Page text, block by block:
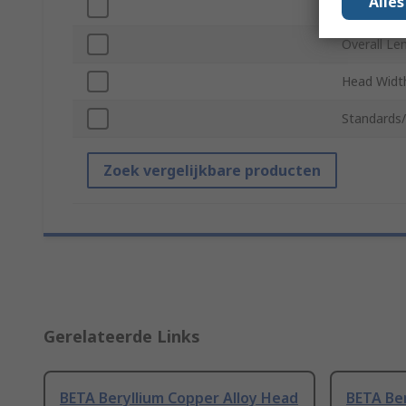
Handle
Overall
Head
Zoek vergelijkbare producten
Gerelateerde Links
BETA Beryllium Copper Alloy Head
BETA